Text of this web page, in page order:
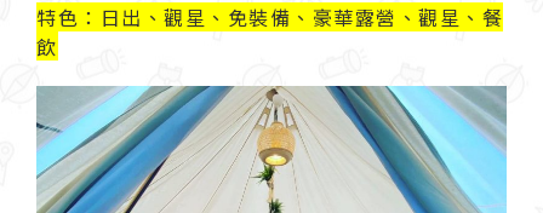
特色：日出、觀星、免裝備、豪華露營、觀星、餐
飲